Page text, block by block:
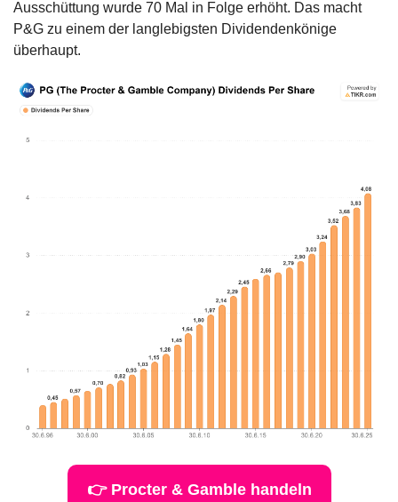
Ausschüttung wurde 70 Mal in Folge erhöht. Das macht
P&G zu einem der langlebigsten Dividendenkönige
überhaupt.
👉 Procter & Gamble handeln